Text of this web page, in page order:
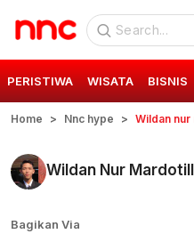
PERISTIWA WISATA BISNIS
Home Nnc hype Wildan
Wildan Nur
Bagikan Via